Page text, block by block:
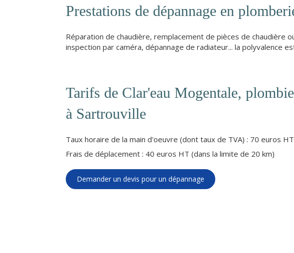
Prestations de dépannage en
Réparation de chaudière, remplacement de pièces de chaudière
inspection par caméra, dépannage de radiateur... la polyvalence
Tarifs de Clar'eau Mogentale,
à Sartrouville
Taux horaire de la main d'oeuvre (dont taux de TVA) : 70 euros
Frais de déplacement : 40 euros HT (dans la limite de 20 km)
Demander un devis pour un dépannage